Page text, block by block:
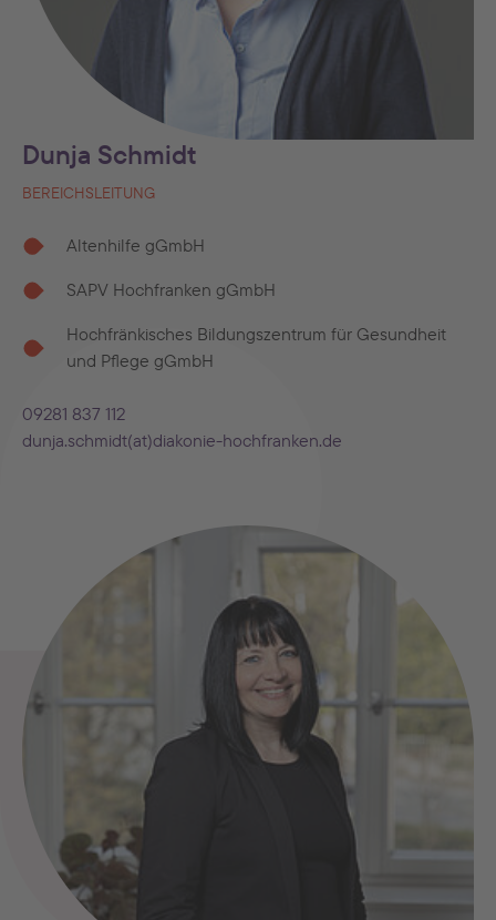
Dunja Schmidt
BEREICHSLEITUNG
Altenhilfe gGmbH
SAPV Hochfranken gGmbH
Hochfränkisches Bildungszentrum für Gesundheit
und Pflege gGmbH
09281 837 112
dunja.schmidt(at)diakonie-hochfranken.de